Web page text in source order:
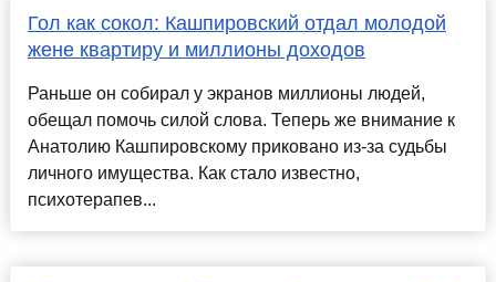
Гол как сокол: Кашпировский отдал молодой
жене квартиру и миллионы доходов
Раньше он собирал у экранов миллионы людей,
обещал помочь силой слова. Теперь же внимание к
Анатолию Кашпировскому приковано из-за судьбы
личного имущества. Как стало известно,
психотерапев...